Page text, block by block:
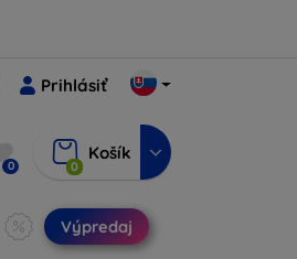
Prihlásiť
0 0
Košík
Výpredaj